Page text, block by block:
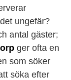
ungefär?
antal gäster;
ger ofta en
som söker
söka efter